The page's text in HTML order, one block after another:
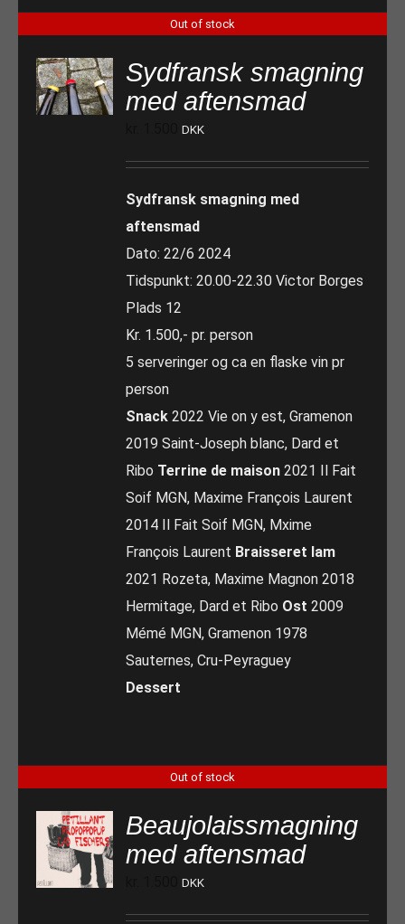
Out of stock
Sydfransk smagning
med aftensmad
DKK
Sydfransk smagning med
aftensmad
Dato: 22/6 2024
Tidspunkt: 20.00-22.30 Victor Borges
Plads 12
Kr. 1.500,- pr. person
5 serveringer og ca en flaske vin pr
person
Snack 2022 Vie on y est, Gramenon
2019 Saint-Joseph blanc, Dard et
Ribo Terrine de maison 2021 Il Fait
Soif MGN, Maxime François Laurent
2014 Il Fait Soif MGN, Mxime
François Laurent Braisseret lam
2021 Rozeta, Maxime Magnon 2018
Hermitage, Dard et Ribo Ost 2009
Mémé MGN, Gramenon 1978
Sauternes, Cru-Peyraguey
Dessert
Out of stock
Beaujolaissmagning
med aftensmad
DKK